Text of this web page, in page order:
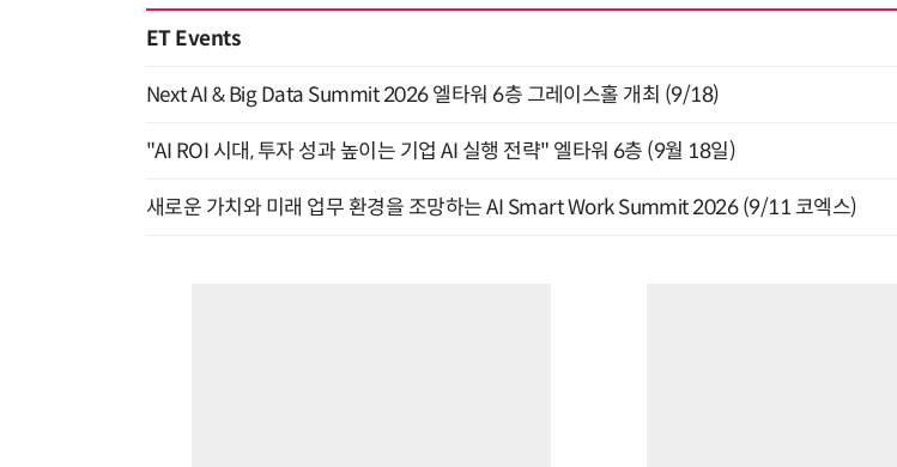
ET Events
Next AI & Big Data Summit 2026 엘타워 6층 그레이스홀 개최 (9/18)
"AI ROI 시대, 투자 성과 높이는 기업 AI 실행 전략" 엘타워 6층 (9월 18일)
새로운 가치와 미래 업무 환경을 조망하는 AI Smart Work Summit 2026 (9/11 코엑스)